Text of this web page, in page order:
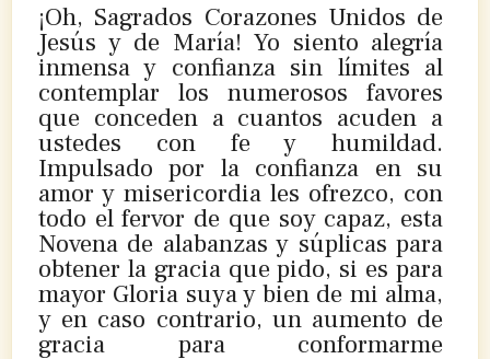
¡Oh, Sagrados Corazones Unidos de
Jesús y de María! Yo siento alegría
inmensa y confianza sin límites al
contemplar los numerosos favores
que conceden a cuantos acuden a
ustedes con fe y humildad.
Impulsado por la confianza en su
amor y misericordia les ofrezco, con
todo el fervor de que soy capaz, esta
Novena de alabanzas y súplicas para
obtener la gracia que pido, si es para
mayor Gloria suya y bien de mi alma,
y en caso contrario, un aumento de
gracia para conformarme